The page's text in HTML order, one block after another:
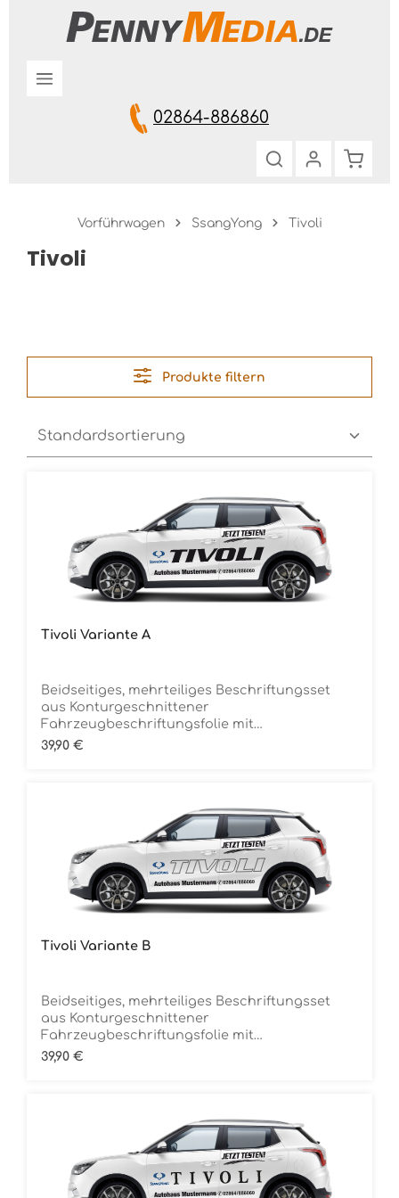
Zum Hauptinhalt springen
02864-886860
Vorführwagen SsangYong Tivoli
Tivoli
Produkte filtern
Tivoli Variante A
Beidseitiges, mehrteiliges Beschriftungsset
aus Konturgeschnittener
Fahrzeugbeschriftungsfolie mit
ÜbertragungstapeDie Folie ist Rückstandsfrei
Regulärer Preis:
39,90 €
Tivoli Variante B
Beidseitiges, mehrteiliges Beschriftungsset
aus Konturgeschnittener
Fahrzeugbeschriftungsfolie mit
ÜbertragungstapeDie Folie ist Rückstandsfrei
Regulärer Preis:
39,90 €